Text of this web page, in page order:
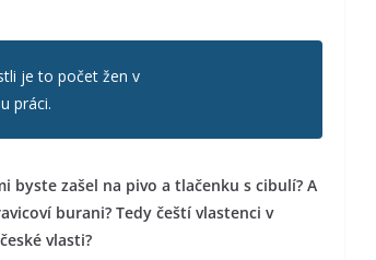
je to počet žen v
práci.
byste zašel na pivo a tlačenku s cibulí? A
burani? Tedy čeští vlastenci v
vlasti?